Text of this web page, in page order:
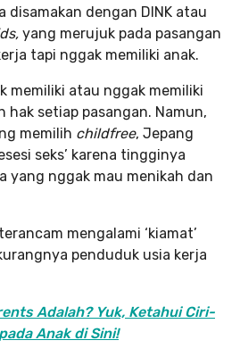
disamakan dengan DINK atau
yang merujuk pada pasangan
tapi nggak memiliki anak.
memiliki atau nggak memiliki
hak setiap pasangan. Namun,
memilih childfree, Jepang
seks’ karena tingginya
yang nggak mau menikah dan
mengalami ‘kiamat’
penduduk usia kerja
Adalah? Yuk, Ketahui Ciri-
Anak di Sini!